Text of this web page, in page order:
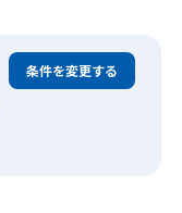
条件を変更する